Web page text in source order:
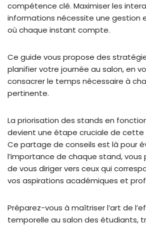
compétence clé. Maximiser les
informations nécessite une gestion
où chaque instant compte.
Ce guide vous propose des
planifier votre journée au salon, en
consacrer le temps nécessaire à
pertinente.
La priorisation des stands en
devient une étape cruciale de
Ce partage de conseils est là pour
l’importance de chaque stand,
de vous diriger vers ceux qui
vos aspirations académiques et
Préparez-vous à maîtriser l’art de
temporelle au salon des étudiants,